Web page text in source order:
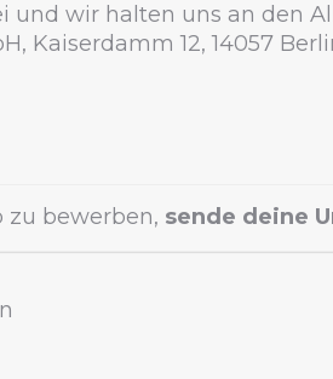
und wir halten uns an den
Kaiserdamm 12, 14057
zu bewerben, sende deine